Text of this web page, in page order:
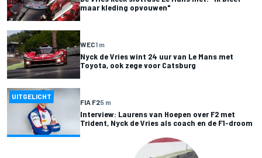
maar kleding opvouwen"
WEC1 m
Nyck de Vries wint 24 uur van Le Mans met
Toyota, ook zege voor Catsburg
UITGELICHT
FIA F25 m
Interview: Laurens van Hoepen over F2 met
Trident, Nyck de Vries als coach en de F1-droom